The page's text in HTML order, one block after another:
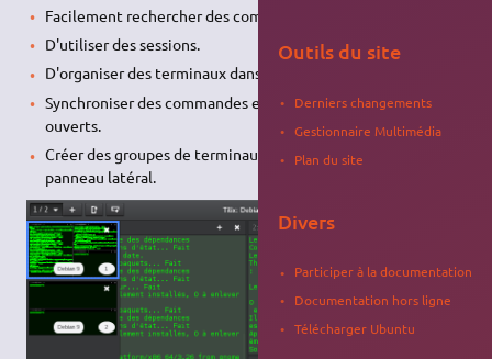
Facilement rechercher des commandes déjà utilisées.
D'utiliser des sessions.
D'organiser des terminaux dans sa propre fenêtre.
Synchroniser des commandes entre plusieurs terminaux
ouverts.
Créer des groupes de terminaux accessibles depuis un
panneau latéral.
Outils du site
Derniers changements
Gestionnaire Multimédia
Plan du site
Divers
Participer à la documentation
Documentation hors ligne
Télécharger Ubuntu